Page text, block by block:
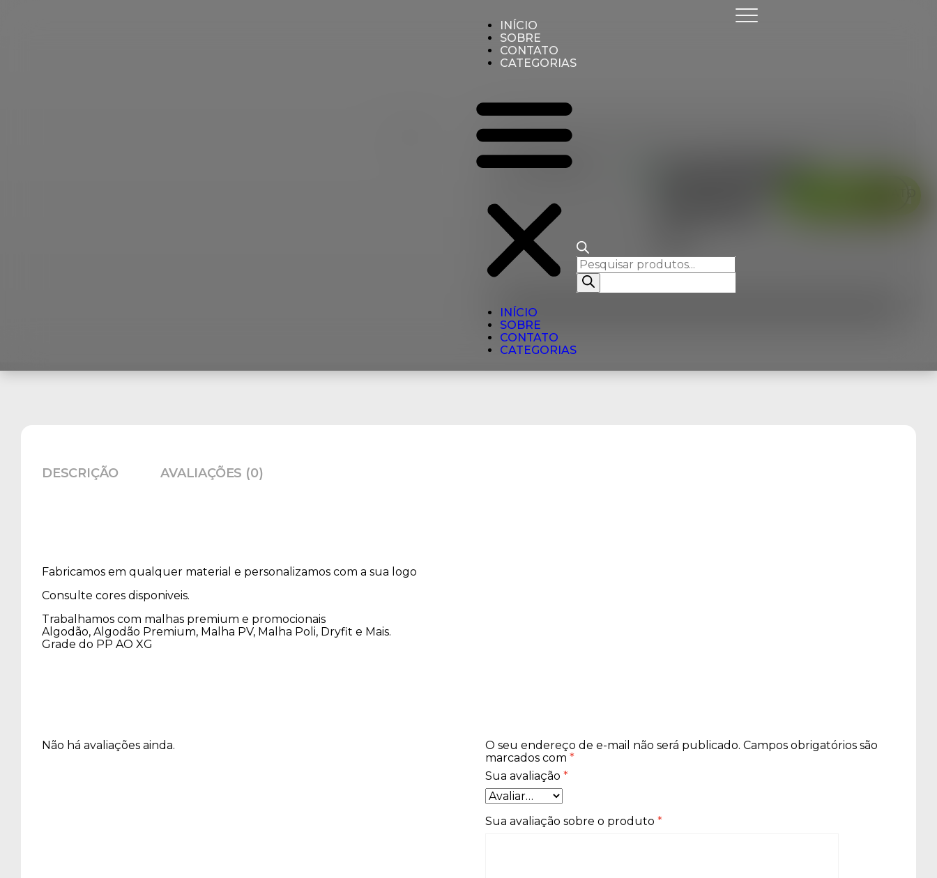
INÍCIO
SOBRE
CONTATO
CATEGORIAS
INÍCIO
SOBRE
CONTATO
CATEGORIAS
Início
Camisetas
Camiseta Power V
Camiseta
DESCRIÇÃO AVALIAÇÕES (0)
Fabricamos em qualquer material e personalizamos com a sua logo
Consulte cores disponiveis.
Trabalhamos com malhas premium e promocionais
Algodão, Algodão Premium, Malha PV, Malha Poli, Dryfit e Mais.
Grade do PP AO XG
Não há avaliações ainda. O seu endereço de e-mail não será publicado. Campos obrigatórios são
marcados com*
Sua avaliação*
Sua avaliação sobre o produto*